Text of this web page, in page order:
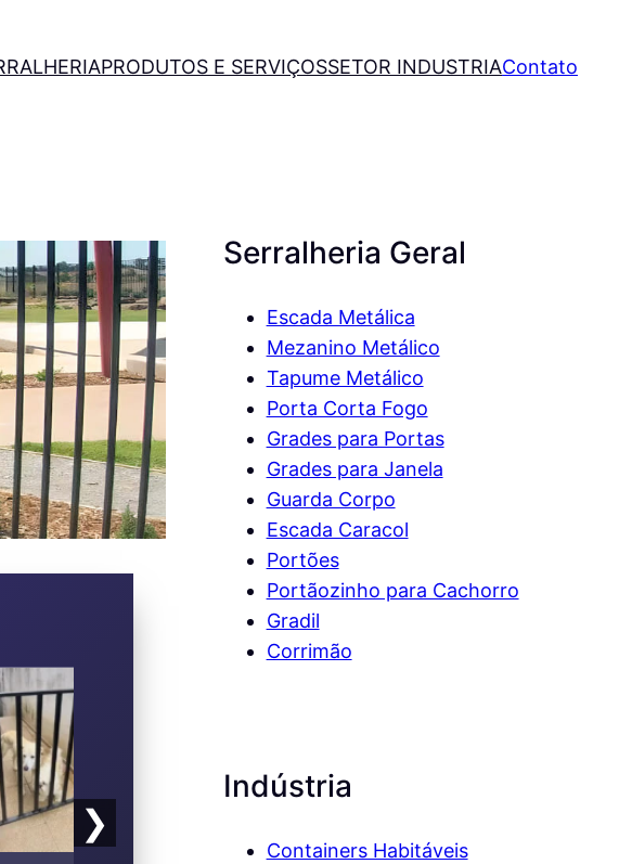
PRODUTOS E SERVIÇOSSETOR INDUSTRIAContato
❯
Serralheria Geral
Escada Metálica
Mezanino Metálico
Tapume Metálico
Porta Corta Fogo
Grades para Portas
Grades para Janela
Guarda Corpo
Escada Caracol
Portões
Portãozinho para Cachorro
Gradil
Corrimão
Indústria
Containers Habitáveis